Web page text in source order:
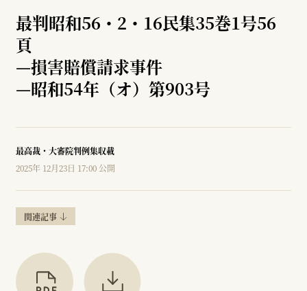
最判昭和56・2・16民集35巻1号56
頁
—損害賠償請求事件
—昭和54年（オ）第903号
最高裁・大審院判例集収載
2025年 12月23日 17:00 公開
関連記事